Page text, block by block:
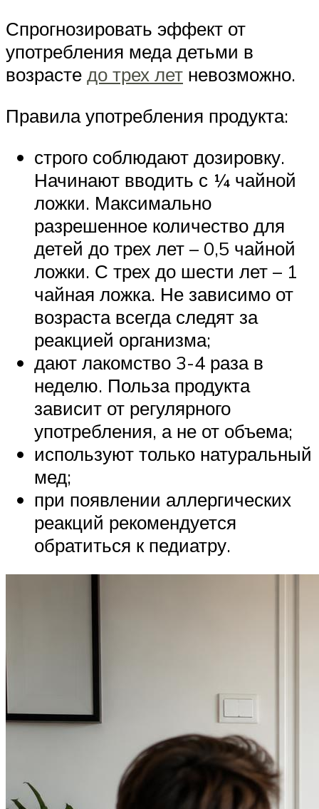
Спрогнозировать эффект от
употребления меда детьми в
возрасте до трех лет невозможно.
Правила употребления продукта:
строго соблюдают дозировку.
Начинают вводить с ¼ чайной
ложки. Максимально
разрешенное количество для
детей до трех лет – 0,5 чайной
ложки. С трех до шести лет – 1
чайная ложка. Не зависимо от
возраста всегда следят за
реакцией организма;
дают лакомство 3-4 раза в
неделю. Польза продукта
зависит от регулярного
употребления, а не от объема;
используют только натуральный
мед;
при появлении аллергических
реакций рекомендуется
обратиться к педиатру.